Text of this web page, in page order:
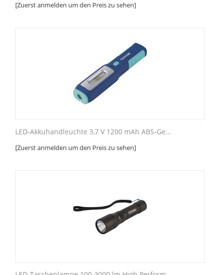
[Zuerst anmelden um den Preis zu sehen]
LED-Akkuhandleuchte 3,7 V 1200 mAh ABS-Ge...
[Zuerst anmelden um den Preis zu sehen]